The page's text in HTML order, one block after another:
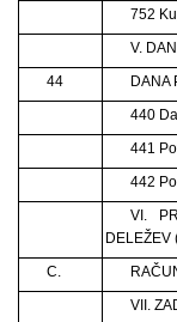
752
V.
44
DANA
440
441
442
VI.
DELEŽEV
C.
VII.